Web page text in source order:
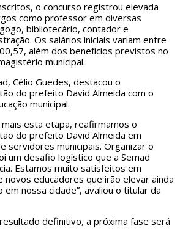
o concurso registrou elevada
como professor em diversas
bibliotecário, contador e
Os salários iniciais variam entre
além dos benefícios previstos no
municipal.
Célio Guedes, destacou o
do prefeito David Almeida com o
municipal.
mais esta etapa, reafirmamos o
do prefeito David Almeida em
servidores municipais. Organizar o
um desafio logístico que a Semad
Estamos muito satisfeitos em
novos educadores que irão elevar ainda
em nossa cidade”, avaliou o titular da
definitivo, a próxima fase será